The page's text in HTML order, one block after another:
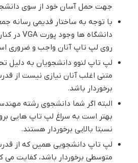
جهت حمل آسان خود از سوی
با توجه به ساختار قدیمی رسانه
روی لپ تاپ آنان واجب و ضروری
لپ تاپ لنوو دانشجویان به دلیل
متنی اغلب آنان نیازی نیست از
برخوردار باشد.
البته اگر شما دانشجوی رشته
بهتر است به سراغ لپ تاپ هایی
نسبتا بالایی برخوردار هستند.
لپ تاپ دانشجویی همین که از
متوسطی برخوردار باشد، کفایت می